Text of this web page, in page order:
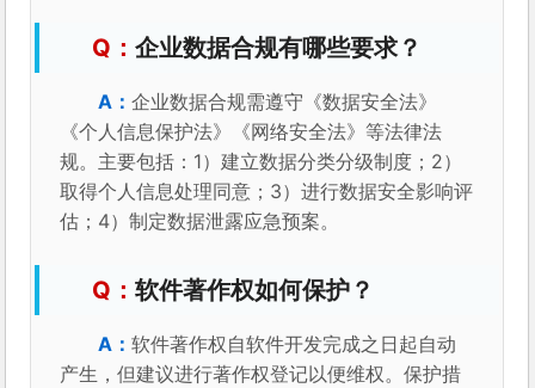
企业数据合规有哪些要求？
企业数据合规需遵守《数据安全法》
《个人信息保护法》《网络安全法》等法律法
规。主要包括：1）建立数据分类分级制度；2）
取得个人信息处理同意；3）进行数据安全影响评
估；4）制定数据泄露应急预案。
软件著作权如何保护？
软件著作权自软件开发完成之日起自动
产生，但建议进行著作权登记以便维权。保护措